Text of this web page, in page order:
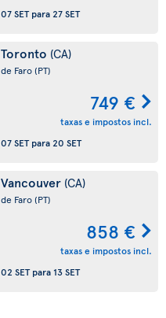
07 SETpara27 SET
Toronto (CA)
de Faro(PT)
749 €
taxas e impostos incl.
07 SETpara20 SET
Vancouver (CA)
de Faro(PT)
858 €
taxas e impostos incl.
02 SETpara 13 SET